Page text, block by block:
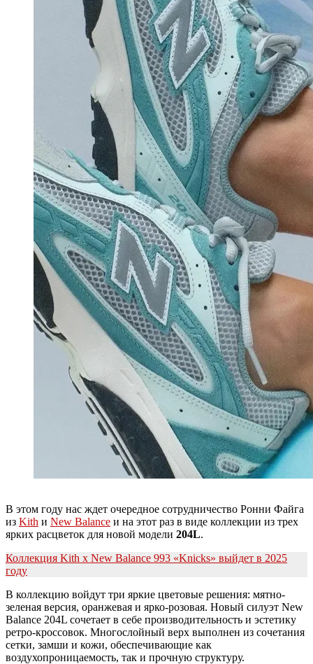
В этом году нас ждет очередное сотрудничество Ронни Файга
из Kith и New Balance и на этот раз в виде коллекции из трех
ярких расцветок для новой модели 204L.
Коллекция Kith x New Balance 993 «Knicks» выйдет в 2025
году
В коллекцию войдут три яркие цветовые решения: мятно-
зеленая версия, оранжевая и ярко-розовая. Новый силуэт New
Balance 204L сочетает в себе производительность и эстетику
ретро-кроссовок. Многослойный верх выполнен из сочетания
сетки, замши и кожи, обеспечивающие как
воздухопроницаемость, так и прочную структуру.